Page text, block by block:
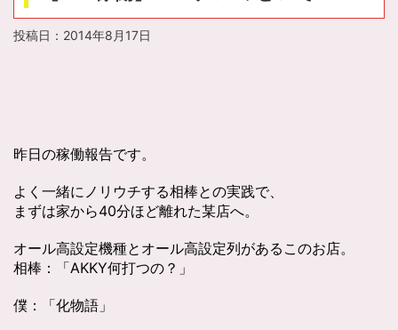
投稿日： 2014年8月17日
昨日の稼働報告です。
よく一緒にノリウチする相棒との実践で、
まずは家から40分ほど離れた某店へ。
オール高設定機種とオール高設定列があるこのお店。
相棒：「AKKY何打つの？」
僕：「化物語」